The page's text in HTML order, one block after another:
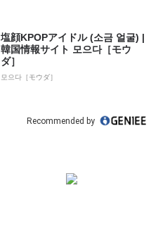
塩顔KPOPアイドル (소금 얼굴) |
韓国情報サイト 모으다［モウ
ダ］
모으다［モウダ］
Recommended by